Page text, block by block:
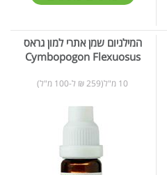
המילניום שמן אתרי למון גראס
Cymbopogon Flexuosus
10 מ"ל(259 ₪ ל-100 מ"ל)